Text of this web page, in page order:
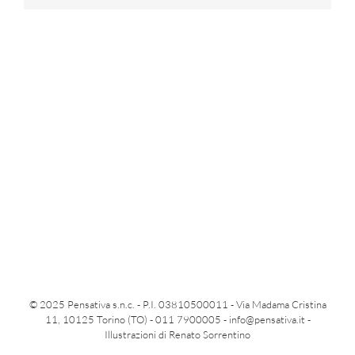
© 2025 Pensativa s.n.c. - P.I. 03810500011 - Via Madama Cristina
11, 10125 Torino (TO) - 011 7900005 - info@pensativa.it -
Illustrazioni di Renato Sorrentino